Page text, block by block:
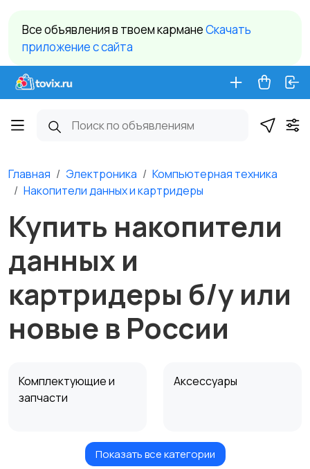
Все объявления в твоем карманеCкачать
приложение c сайта
Главная Электроника
Компьютерная техника
Накопители данных и картридеры
Купить накопители
данных и
картридеры б/у или
новые в России
Комплектующие и
запчасти
Аксессуары
Рули, джойстики,
Программное
Показать все категории